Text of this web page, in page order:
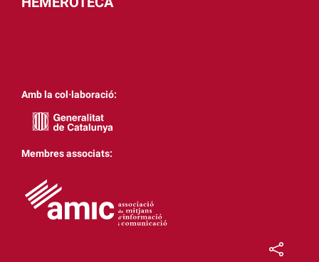
Amb la col·laboració:
Membres associats: